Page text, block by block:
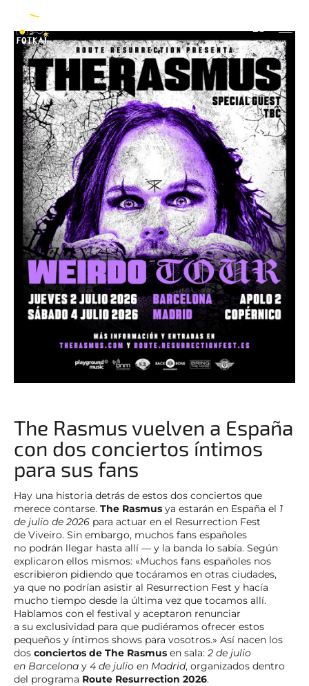
The Rasmus vuelven a España
con dos conciertos íntimos
para sus fans
Hay una historia detrás de estos dos conciertos que
merece contarse. The Rasmus ya estarán en España el 1
de julio de 2026 para actuar en el Resurrection Fest
de Viveiro. Sin embargo, muchos fans españoles
no podrán llegar hasta allí — y la banda lo sabía. Según
explicaron ellos mismos: «Muchos fans españoles nos
escribieron pidiendo que tocáramos en otras ciudades,
ya que no podrían asistir al Resurrection Fest y hacía
mucho tiempo desde la última vez que tocamos allí.
Hablamos con el festival y aceptaron renunciar
a su exclusividad para que pudiéramos ofrecer estos
pequeños y íntimos shows para vosotros.» Así nacen los
dos conciertos de The Rasmus en sala: 2 de julio
en Barcelona y 4 de julio en Madrid, organizados dentro
del programa Route Resurrection 2026.